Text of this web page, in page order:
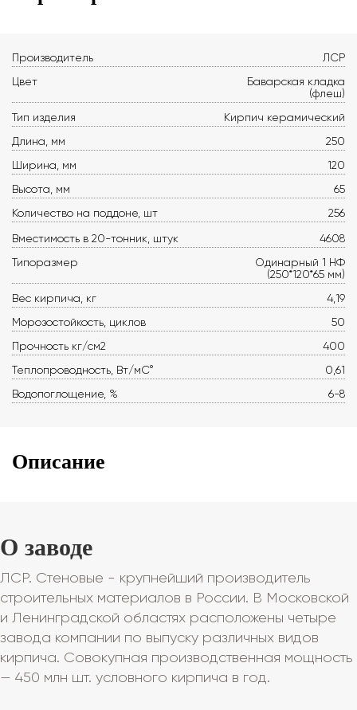
Производитель
ЛСР
Цвет
Баварская кладка
(флеш)
Тип изделия
Кирпич керамический
Длина, мм
250
Ширина, мм
120
Высота, мм
65
Количество на поддоне, шт
256
Вместимость в 20-тонник, штук
4608
Типоразмер
Одинарный 1 НФ
(250*120*65 мм)
Вес кирпича, кг
4,19
Морозостойкость, циклов
50
Прочность кг/см2
400
Теплопроводность, Вт/мС°
0,61
Водопоглощение, %
6-8
Описание
О заводе
ЛСР. Стеновые - крупнейший производитель
строительных материалов в России. В Московской
и Ленинградской областях расположены четыре
завода компании по выпуску различных видов
кирпича. Совокупная производственная мощность
— 450 млн шт. условного кирпича в год.